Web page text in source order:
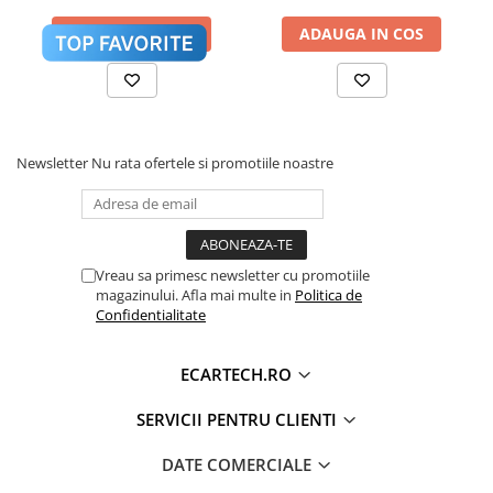
Invertoare auto
Lumini Ambientale
Testere auto
Pompe transfer
Intretinere auto
Camera Endoscop
Trusa cale distributie
Chei si truse chei
ADAUGA IN COS
Touran
ADAUGA IN COS
Newsletter Nu rata ofertele si promotiile noastre
Vreau sa primesc newsletter cu promotiile
magazinului. Afla mai multe in Politica de
Confidentialitate
ECARTECH.RO
SERVICII PENTRU CLIENTI
DATE COMERCIALE